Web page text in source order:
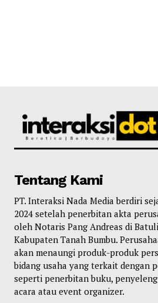
Tentang Kami
PT. Interaksi Nada Media berdiri
2024 setelah penerbitan akta
oleh Notaris Pang Andreas di
Kabupaten Tanah Bumbu.
akan menaungi produk-produk
bidang usaha yang terkait dengan
seperti penerbitan buku,
acara atau event organizer.